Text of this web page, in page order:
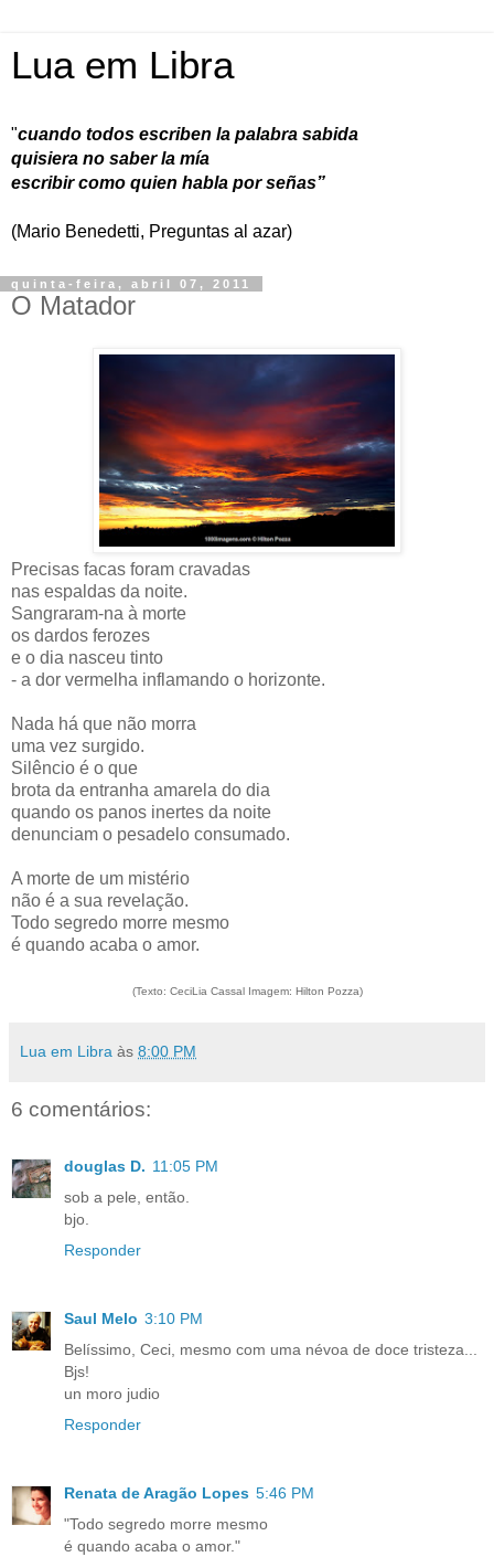
Lua em Libra
"cuando todos escriben la palabra sabida
quisiera no saber la mía
escribir como quien habla por señas”
(Mario Benedetti, Preguntas al azar)
quinta-feira, abril 07, 2011
O Matador
Precisas facas foram cravadas
nas espaldas da noite.
Sangraram-na à morte
os dardos ferozes
e o dia nasceu tinto
- a dor vermelha inflamando o horizonte.
Nada há que não morra
uma vez surgido.
Silêncio é o que
brota da entranha amarela do dia
quando os panos inertes da noite
denunciam o pesadelo consumado.
A morte de um mistério
não é a sua revelação.
Todo segredo morre mesmo
é quando acaba o amor.
(Texto: CeciLia Cassal Imagem: Hilton Pozza)
Lua em Libra às 8:00 PM
6 comentários:
douglas D. 11:05 PM
sob a pele, então.
bjo.
Responder
Saul Melo 3:10 PM
Belíssimo, Ceci, mesmo com uma névoa de doce tristeza...
Bjs!
un moro judio
Responder
Renata de Aragão Lopes 5:46 PM
"Todo segredo morre mesmo
é quando acaba o amor."